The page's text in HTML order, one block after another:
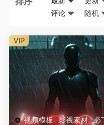
评论
随机
视频模板·影视素材·必
VIP